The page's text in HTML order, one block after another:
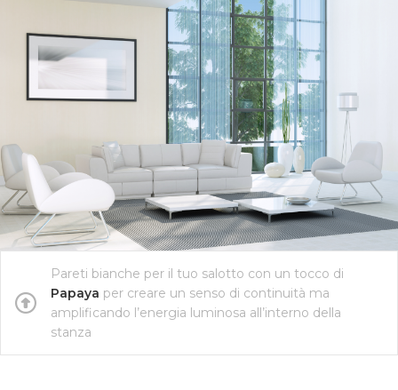
Pareti bianche per il tuo salotto con un tocco di
Papaya per creare un senso di continuità ma
amplificando l’energia luminosa all’interno della
stanza